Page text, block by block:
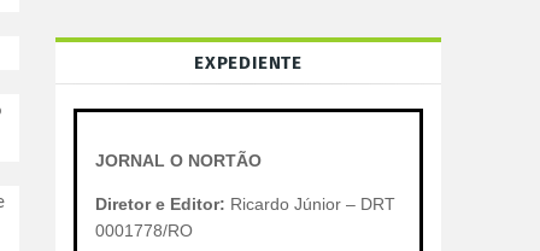
EXPEDIENTE
JORNAL O NORTÃO
Diretor e Editor: Ricardo Júnior – DRT
0001778/RO